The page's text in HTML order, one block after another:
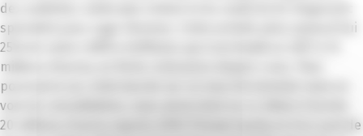
des mallettes médicales (vides) et du matériel de diagnostic
spécialisé pour sage-femmes. Cette activité pèse aujourd’hui
25% de notre chiffre d’affaires qui s’est établi en 2021 à 13
millions d’euros, en forte croissance depuis 4 ans. Pour
poursuivre sur cette lancée sur un marché atomisé mais en
voie de consolidation, nous avons levé en ce début d’année
20 millions d’euros auprès d’IXO Private Equity et d’un pool de